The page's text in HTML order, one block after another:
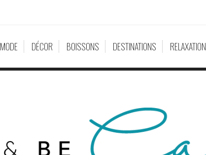
MODE DÉCOR BOISSONS DESTINATIONS RELAXATION